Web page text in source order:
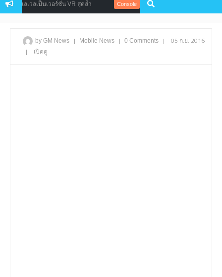
พเลเวลเป็นเวอร์ชั่น VR สุดล้ำ Console Square Enix เปิดตัว ‘Lost
by GM News | Mobile News | 0 Comments |
05 ก.ย. 2016
|
เปิดดู